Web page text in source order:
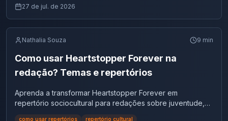
27 de jul. de 2026
Nathalia Souza 9 min
Como usar Heartstopper Forever na
redação? Temas e repertórios
Aprenda a transformar Heartstopper Forever em
repertório sociocultural para redações sobre juventude,
diversidade e saúde mental.
como usar repertórios repertório cultural